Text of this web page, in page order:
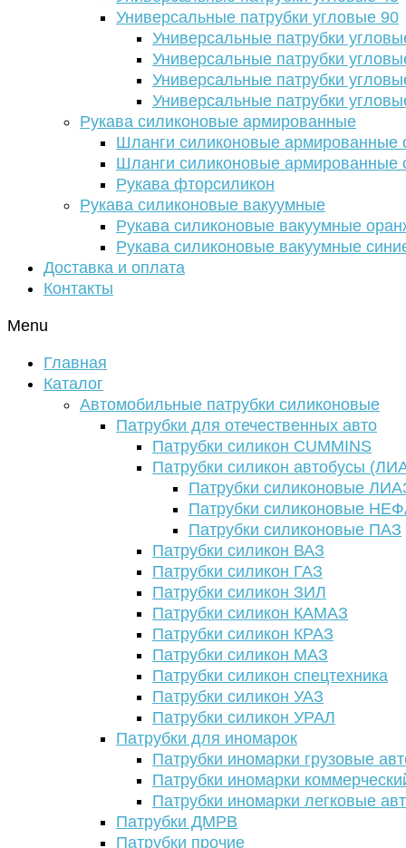
Универсальные патрубки угловые 90
Универсальные патрубки
Универсальные патрубки
Универсальные патрубки
Универсальные патрубки
Рукава силиконовые армированные
Шланги силиконовые армированные
Шланги силиконовые армированные
Рукава фторсиликон
Рукава силиконовые вакуумные
Рукава силиконовые вакуумные
Рукава силиконовые вакуумные
Доставка и оплата
Контакты
Menu
Главная
Каталог
Автомобильные патрубки силиконовые
Патрубки для отечественных авто
Патрубки силикон CUMMINS
Патрубки силикон автобусы
Патрубки силиконовые
Патрубки силиконовые
Патрубки силиконовые ПАЗ
Патрубки силикон ВАЗ
Патрубки силикон ГАЗ
Патрубки силикон ЗИЛ
Патрубки силикон КАМАЗ
Патрубки силикон КРАЗ
Патрубки силикон МАЗ
Патрубки силикон спецтехника
Патрубки силикон УАЗ
Патрубки силикон УРАЛ
Патрубки для иномарок
Патрубки иномарки грузовые
Патрубки иномарки
Патрубки иномарки легковые
Патрубки ДМРВ
Патрубки прочие